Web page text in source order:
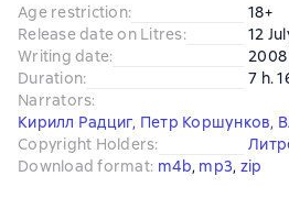
Age restriction:
18+
Release date on Litres:
12
Writing date:
2008
Duration:
7 h.
Narrators:
Кирилл Радциг, Петр Коршунков,
Copyright Holders:
Download format: m4b, mp3, zip